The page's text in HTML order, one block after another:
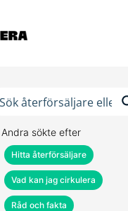
Andra sökte efter
Hitta återförsäljare
Vad kan jag cirkulera
Råd och fakta